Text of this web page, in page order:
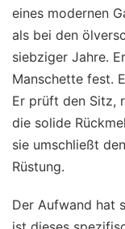
eines modernen
als bei den
siebziger Jahre.
Manschette fest.
Er prüft den Sitz,
die solide
sie umschließt
Rüstung.
Der Aufwand hat